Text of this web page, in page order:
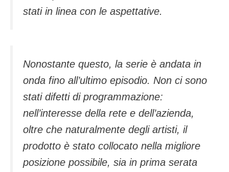
stati in linea con le aspettative.
Nonostante questo, la serie è andata in
onda fino all’ultimo episodio. Non ci sono
stati difetti di programmazione:
nell’interesse della rete e dell’azienda,
oltre che naturalmente degli artisti, il
prodotto è stato collocato nella migliore
posizione possibile, sia in prima serata